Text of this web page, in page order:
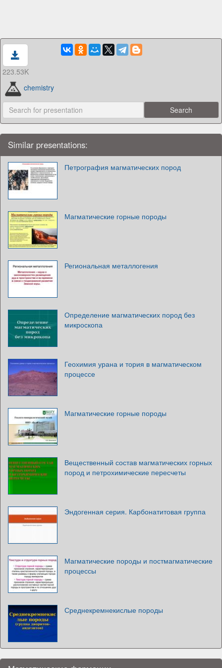
223.53K
chemistry
Similar presentations:
Петрография магматических пород
Магматические горные породы
Региональная металлогения
Определение магматических пород без
микроскопа
Геохимия урана и тория в магматическом
процессе
Магматические горные породы
Вещественный состав магматических горных
пород и петрохимические пересчеты
Эндогенная серия. Карбонатитовая группа
Магматические породы и постмагматические
процессы
Среднекремнекислые породы